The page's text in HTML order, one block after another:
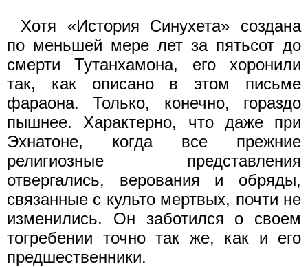
Хотя «История Синухета» создана
по меньшей мере лет за пятьсот до
смерти Тутанхамона, его хоронили
так, как описано в этом письме
фараона. Только, конечно, гораздо
пышнее. Характерно, что даже при
Эхнатоне, когда все прежние
религиозные представления
отвергались, верования и обряды,
связанные с культо мертвых, почти не
изменились. Он заботился о своем
тогребении точно так же, как и его
предшественники.